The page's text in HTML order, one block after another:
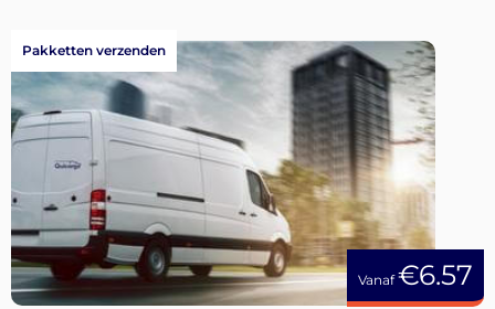
Vanaf€6.57
Pakketten verzenden